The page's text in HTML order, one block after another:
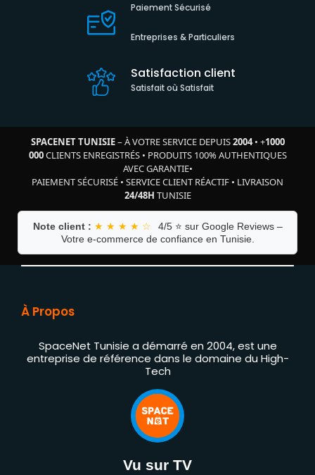
Paiement Sécurisé
Entreprises & Particuliers
Satisfaction client
Satisfait où Satisfait
SPACENET TUNISIE– À VOTRE SERVICE DEPUIS2004• +1000
000CLIENTS ENREGISTRÉS• PRODUITS 100% AUTHENTIQUES
AVEC GARANTIE•
PAIEMENT SÉCURISÉ • SERVICE CLIENT RÉACTIF • LIVRAISON
24/48H TUNISIE
Note client : ★ ★ ★ ★ ☆
4/5 ⭐ sur Google Reviews –
Votre e-commerce de confiance en Tunisie.
À Propos
SpaceNet Tunisie a démarré en 2004, est une
entreprise de référence dans le domaine du High-
Tech
Vu sur TV